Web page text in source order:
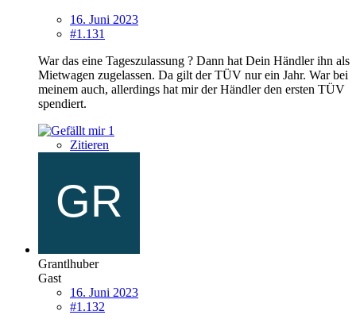
16. Juni 2023
#1.131
War das eine Tageszulassung ? Dann hat Dein Händler ihn als
Mietwagen zugelassen. Da gilt der TÜV nur ein Jahr. War bei
meinem auch, allerdings hat mir der Händler den ersten TÜV
spendiert.
1
Zitieren
Grantlhuber
Gast
16. Juni 2023
#1.132